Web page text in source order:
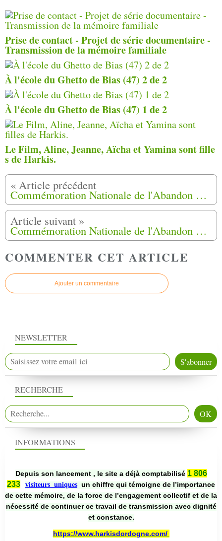
Prise de contact - Projet de série documentaire -
Transmission de la mémoire familiale
À l'école du Ghetto de Bias (47) 2 de 2
À l'école du Ghetto de Bias (47) 1 de 2
Le Film, Aline, Jeanne, Aïcha et Yamina sont fille
s de Harkis.
Commémoration Nationale de l'Abandon des Harkis,dimanche 12 Mai 2019 à Oloron-Sainte-Marie (64)
Commémoration Nationale de l'Abandon des Harkis,dimanche 12 Mai 2019 à Nouzet (12)
COMMENTER CET ARTICLE
Ajouter un commentaire
NEWSLETTER
RECHERCHE
INFORMATIONS
Depuis son lancement , le site a déjà comptabilisé 1 806
233
visiteurs uniques un chiffre qui témoigne de l’importance
de cette mémoire, de la force de l’engagement collectif et de la
nécessité de continuer ce travail de transmission avec dignité
et constance.
https://www.harkisdordogne.com/